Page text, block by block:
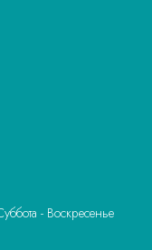
- Воскресенье